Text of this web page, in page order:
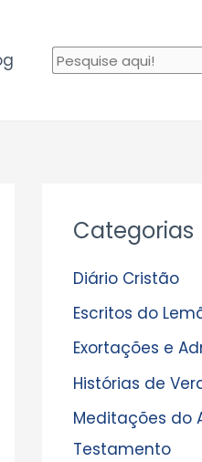
Categorias
Diário Cristão
Escritos do
Exortações e
Histórias de
Meditações do
Testamento
r
u
i
v
o
s